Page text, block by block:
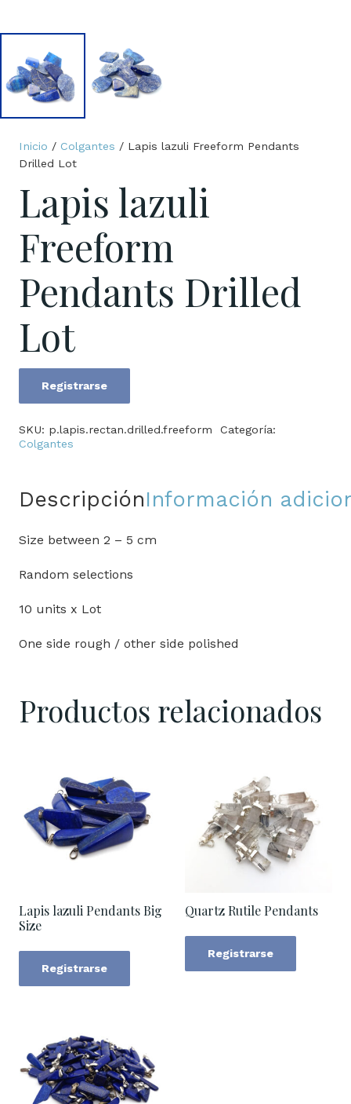
Inicio / Colgantes / Lapis lazuli Freeform Pendants
Drilled Lot
Lapis lazuli
Freeform
Pendants Drilled
Lot
Freeform
Lot
Registrarse
SKU: p.lapis.rectan.drilled.freeform
Categoría:
Colgantes
DescripciónInformación
Size between 2 – 5 cm
Random selections
10 units x Lot
One side rough / other side polished
Productos relacionados
Lapis lazuli Pendants Big
Size
Registrarse
Quartz Rutile Pendants
Registrarse